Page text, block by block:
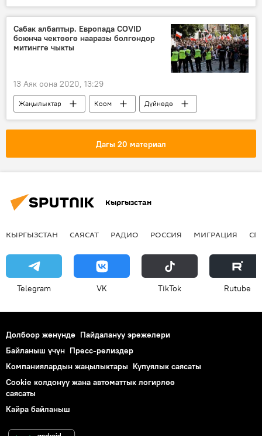
Спорт
Иран
өлүм жазасы
Дана Уайт
UFC
Сабак албаптыр. Европада COVID
боюнча чектөөгө нааразы болгондор
митингге чыкты
13 Аяк оона 2020, 13:29
Жаңылыктар Коом
Дүйнөдө
Германия
Польша
чектөө
Дүйнөгө жайылган коронавирус
Дагы 20 материал
Кыргызстан
КЫРГЫЗСТАН САЯСАТ РАДИО РОССИЯ МИГРАЦИЯ
Telegram VK ТikТоk Rutube
Долбоор жөнүндө Пайдалануу эрежелери
Байланыш үчүн Пресс-релиздер
Компаниялардын жаңылыктары Купуялык саясаты
Cookie колдонуу жана автоматтык логирлөө
саясаты
Кайра байланыш